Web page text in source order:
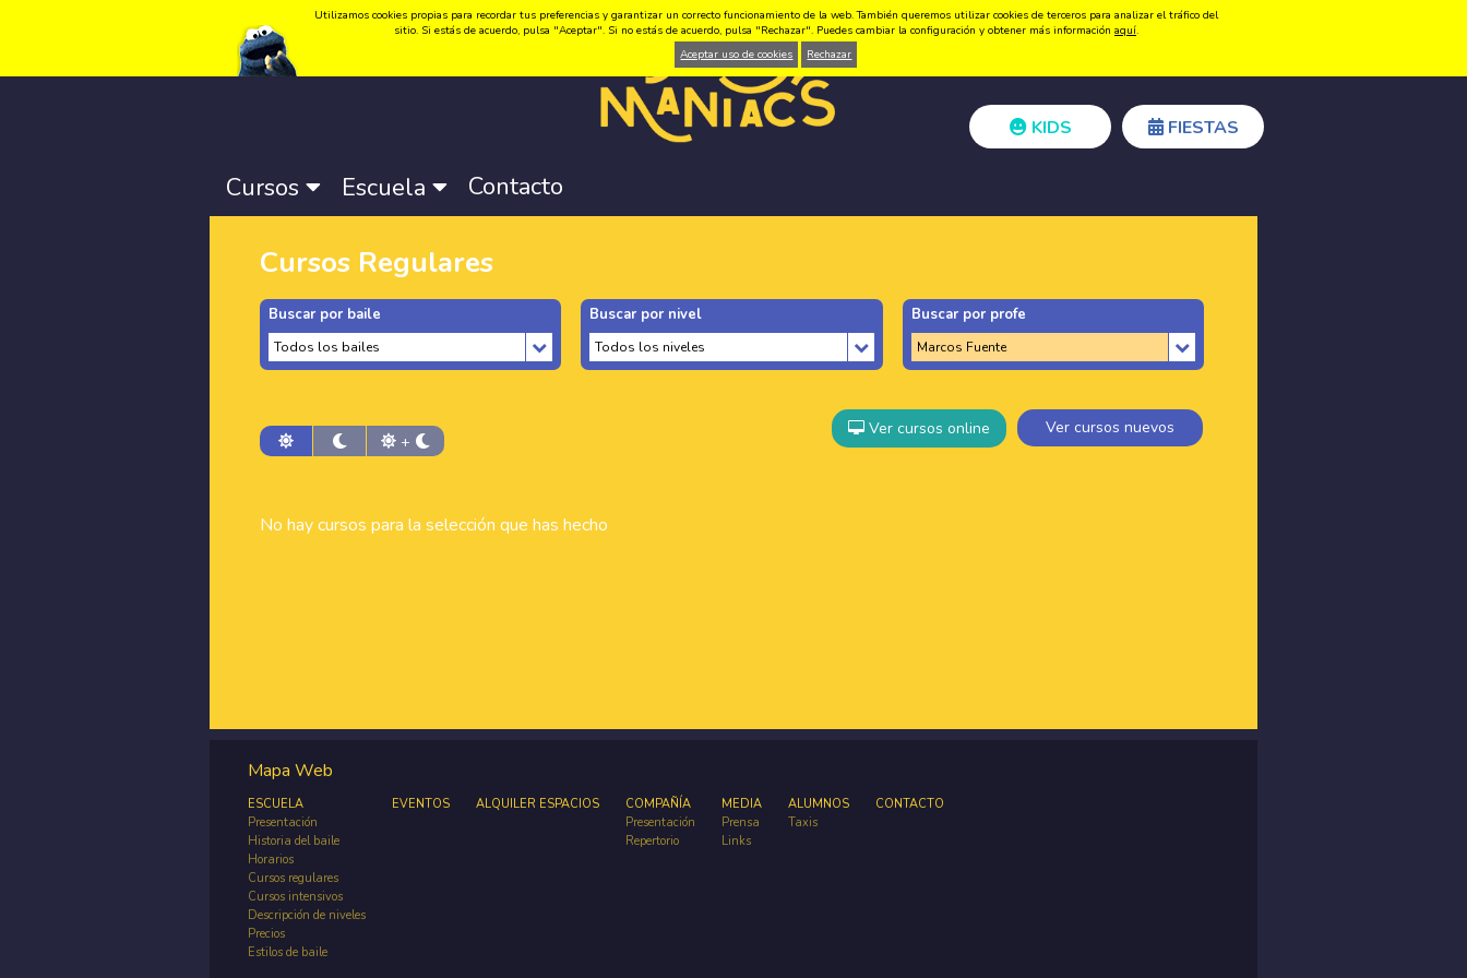
Idioma:Català -Castellano-English Registrarse Acceder
KIDS FIESTAS
Cursos Escuela Contacto
Cursos Regulares
Buscar por baile Buscar por nivel Buscar por profe
Ver cursos online Ver cursos nuevos
+
No hay cursos para la selección que has hecho
Mapa Web
ESCUELA
Presentación
Historia del baile
Horarios
Cursos regulares
Cursos intensivos
Descripción de niveles
Precios
Estilos de baile
EVENTOS ALQUILER ESPACIOS
COMPAÑÍA
Presentación
Repertorio
MEDIA
Prensa
Links
ALUMNOS
Taxis
CONTACTO
Utilizamos cookies propias para recordar tus preferencias y garantizar un correcto funcionamiento de la web. También queremos utilizar cookies de terceros para analizar el tráfico del
sitio. Si estás de acuerdo, pulsa "Aceptar". Si no estás de acuerdo, pulsa "Rechazar". Puedes cambiar la configuración y obtener más información aquí.
Aceptar uso de cookies
Rechazar